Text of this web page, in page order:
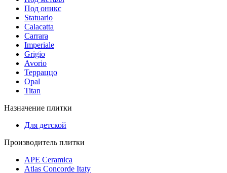
Под оникс
Statuario
Calacatta
Carrara
Imperiale
Grigio
Avorio
Терраццо
Opal
Titan
Назначение плитки
Для детской
Производитель плитки
APE Ceramica
Atlas Concorde Itaty